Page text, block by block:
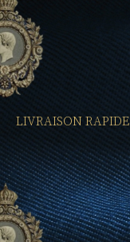
LIVRAISON RAPIDE